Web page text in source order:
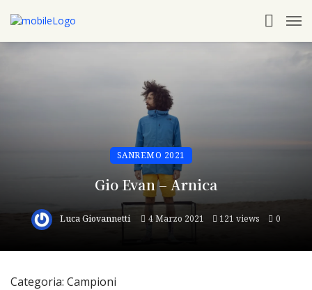
SANREMO 2021
Gio Evan – Arnica
Luca Giovannetti 4 Marzo 2021 121 views 0
Categoria: Campioni